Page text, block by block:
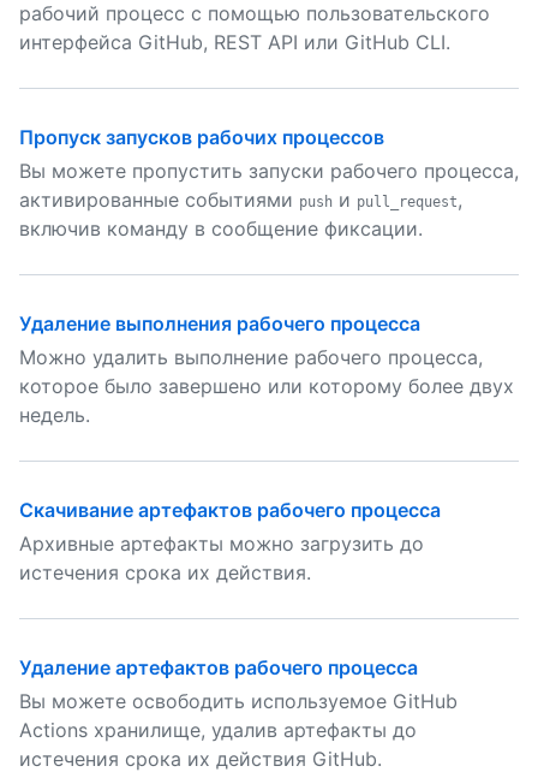
рабочий процесс с помощью пользовательского
интерфейса GitHub, REST API или GitHub CLI.
Пропуск запусков рабочих процессов
Вы можете пропустить запуски рабочего процесса,
активированные событиями push и pull_request,
включив команду в сообщение фиксации.
Удаление выполнения рабочего процесса
Можно удалить выполнение рабочего процесса,
которое было завершено или которому более двух
недель.
Скачивание артефактов рабочего процесса
Архивные артефакты можно загрузить до
истечения срока их действия.
Удаление артефактов рабочего процесса
Вы можете освободить используемое GitHub
Actions хранилище, удалив артефакты до
истечения срока их действия GitHub.